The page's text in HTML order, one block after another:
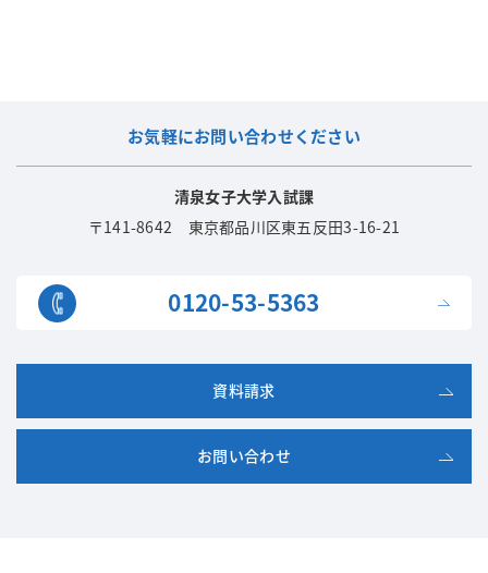
お気軽にお問い合わせください
清泉女子大学入試課
〒141-8642 東京都品川区東五反田3-16-21
0120-53-5363
資料請求
お問い合わせ